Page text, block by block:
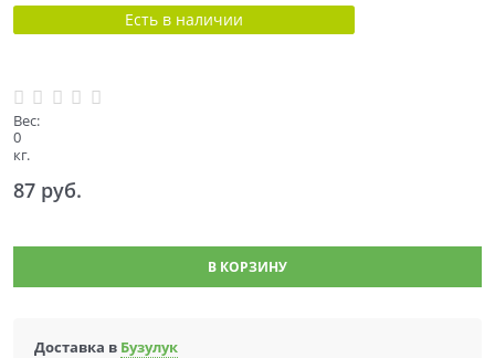
Есть в наличии
Вес:
0
кг.
87 руб.
В КОРЗИНУ
Доставка в Бузулук